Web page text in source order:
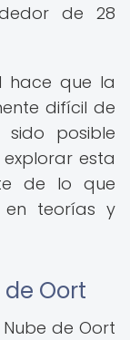
de 28
hace que la
difícil de
posible
esta
de lo que
teorías y
Oort
de Oort